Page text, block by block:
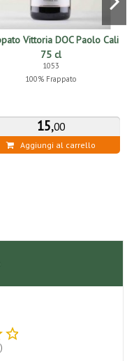
Vittoria DOC Paolo Cali
75 cl
1053
100% Frappato
15,00
Aggiungi al carrello
star_border